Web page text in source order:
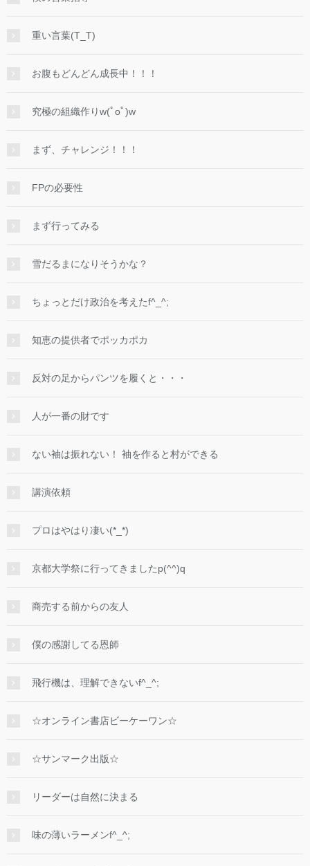
重い言葉(T_T)
お腹もどんどん成長中！！！
究極の組織作りw(ﾟoﾟ)w
まず、チャレンジ！！！
FPの必要性
まず行ってみる
雪だるまになりそうかな？
ちょっとだけ政治を考えたf^_^;
知恵の提供者でポッカポカ
反対の足からパンツを履くと・・・
人が一番の財です
ない袖は振れない！ 袖を作ると村ができる
講演依頼
プロはやはり凄い(*_*)
京都大学祭に行ってきましたp(^^)q
商売する前からの友人
僕の感謝してる恩師
飛行機は、理解できないf^_^;
☆オンライン書店ビーケーワン☆
☆サンマーク出版☆
リーダーは自然に決まる
味の薄いラーメンf^_^;